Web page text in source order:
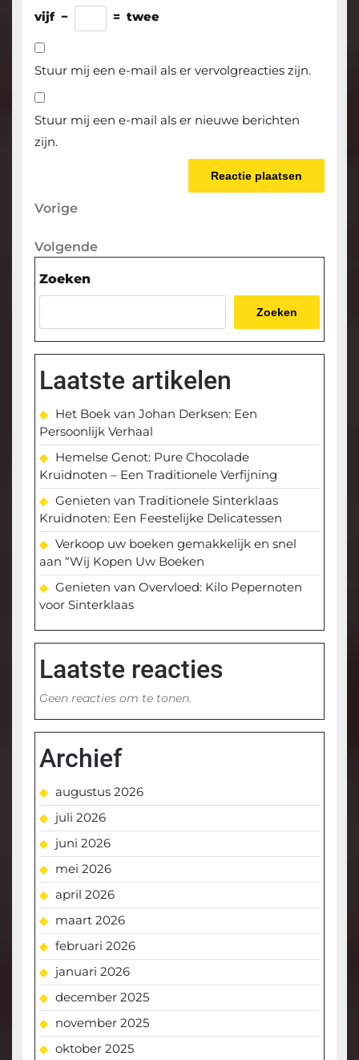
vijf − = twee
Stuur mij een e-mail als er vervolgreacties zijn.
Stuur mij een e-mail als er nieuwe berichten
zijn.
Berichtnavigatie
Vorige
Vorige
Volgende
Volgende
Zoeken
Zoeken
Laatste artikelen
Het Boek van Johan Derksen: Een
Persoonlijk Verhaal
Hemelse Genot: Pure Chocolade
Kruidnoten – Een Traditionele Verfijning
Genieten van Traditionele Sinterklaas
Kruidnoten: Een Feestelijke Delicatessen
Verkoop uw boeken gemakkelijk en snel
aan “Wij Kopen Uw Boeken
Genieten van Overvloed: Kilo Pepernoten
voor Sinterklaas
Laatste reacties
Geen reacties om te tonen.
Archief
augustus 2026
juli 2026
juni 2026
mei 2026
april 2026
maart 2026
februari 2026
januari 2026
december 2025
november 2025
oktober 2025